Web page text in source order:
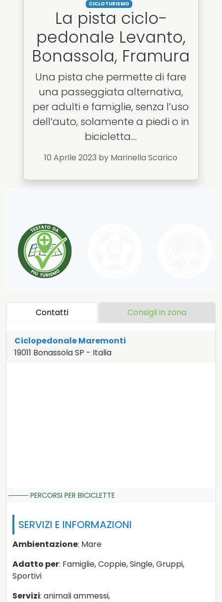
CICLOTURISMO
La pista ciclo-
pedonale Levanto,
Bonassola, Framura
Una pista che permette di fare
una passeggiata alternativa,
per adulti e famiglie, senza l’uso
dell’auto, solamente a piedi o in
bicicletta....
10 Aprile 2023 by Marinella Scarico
Contatti Consigli in zona
Ciclopedonale Maremonti
19011 BonassolaSP - Italia
PERCORSI PER BICICLETTE
SERVIZI E INFORMAZIONI
Ambientazione: Mare
Adatto per: Famiglie, Coppie, Single, Gruppi,
Sportivi
Servizi: animali ammessi,